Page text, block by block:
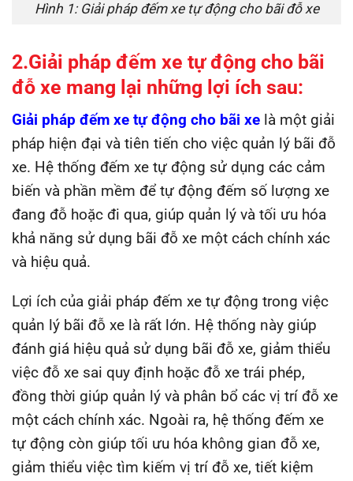
Hình 1: Giải pháp đếm xe tự động cho bãi đỗ xe
2.Giải pháp đếm xe tự động cho bãi
đỗ xe mang lại những lợi ích sau:
Giải pháp đếm xe tự động cho bãi xe là một giải
pháp hiện đại và tiên tiến cho việc quản lý bãi đỗ
xe. Hệ thống đếm xe tự động sử dụng các cảm
biến và phần mềm để tự động đếm số lượng xe
đang đỗ hoặc đi qua, giúp quản lý và tối ưu hóa
khả năng sử dụng bãi đỗ xe một cách chính xác
và hiệu quả.
Lợi ích của giải pháp đếm xe tự động trong việc
quản lý bãi đỗ xe là rất lớn. Hệ thống này giúp
đánh giá hiệu quả sử dụng bãi đỗ xe, giảm thiểu
việc đỗ xe sai quy định hoặc đỗ xe trái phép,
đồng thời giúp quản lý và phân bổ các vị trí đỗ xe
một cách chính xác. Ngoài ra, hệ thống đếm xe
tự động còn giúp tối ưu hóa không gian đỗ xe,
giảm thiểu việc tìm kiếm vị trí đỗ xe, tiết kiệm